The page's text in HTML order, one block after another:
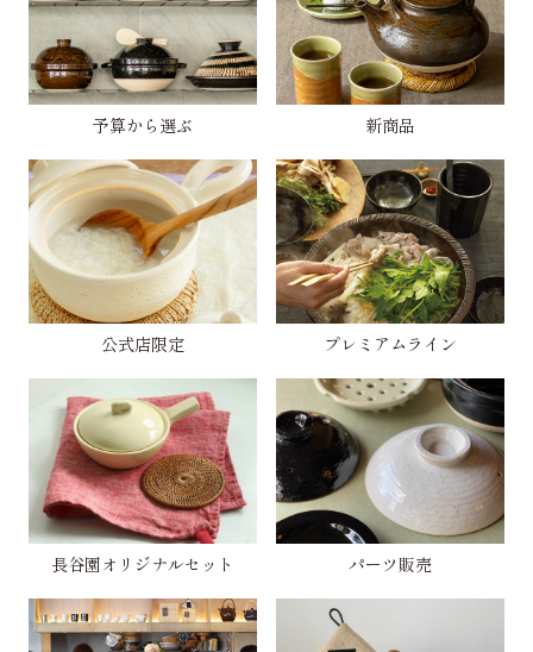
予算から選ぶ 新商品
公式店限定 プレミアムライン
長谷園オリジナルセット パーツ販売